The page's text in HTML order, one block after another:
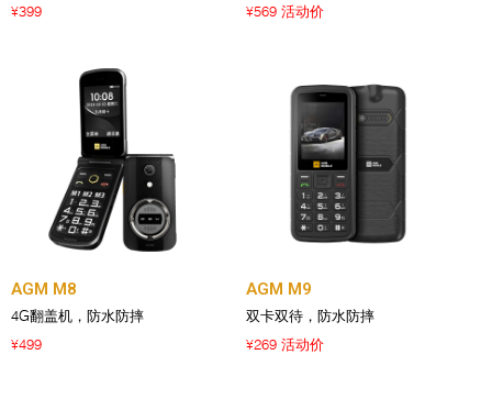
¥399 ¥569 活动价
AGM M8
4G翻盖机，防水防摔
¥499
AGM M9
双卡双待，防水防摔
¥269 活动价